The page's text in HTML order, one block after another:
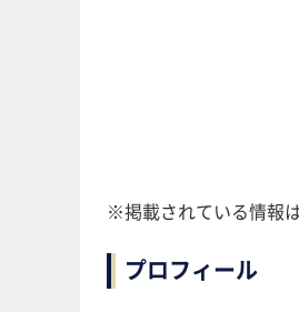
※掲載されている情報
プロフィール